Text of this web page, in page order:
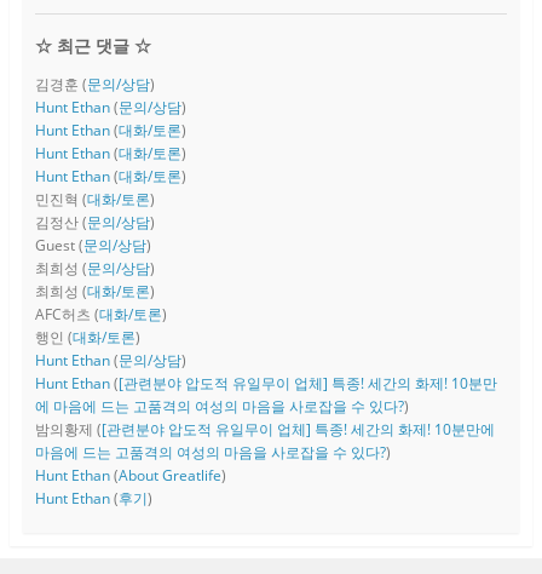
☆ 최근 댓글 ☆
김경훈 (문의/상담)
Hunt Ethan(문의/상담)
Hunt Ethan(대화/토론)
Hunt Ethan(대화/토론)
Hunt Ethan(대화/토론)
민진혁 (대화/토론)
김정산(문의/상담)
Guest(문의/상담)
최희성 (문의/상담)
최희성 (대화/토론)
AFC허츠 (대화/토론)
행인 (대화/토론)
Hunt Ethan(문의/상담)
Hunt Ethan([관련분야 압도적 유일무이 업체] 특종! 세간의 화제! 10분만
에 마음에 드는 고품격의 여성의 마음을 사로잡을 수 있다?)
밤의황제 ([관련분야 압도적 유일무이 업체] 특종! 세간의 화제! 10분만에
마음에 드는 고품격의 여성의 마음을 사로잡을 수 있다?)
Hunt Ethan(About Greatlife)
Hunt Ethan(후기)